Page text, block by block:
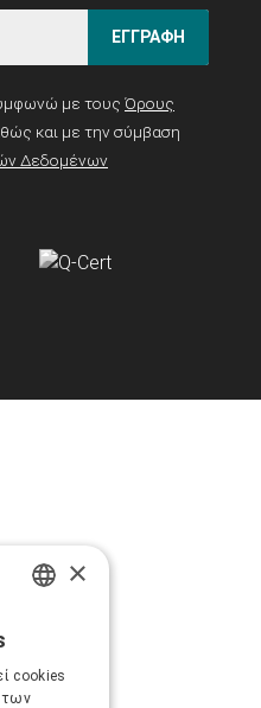
ΕΓΓΡΑΦΗ
με τους Όρους
και με την σύμβαση
Δεδομένων
×
cookies
των